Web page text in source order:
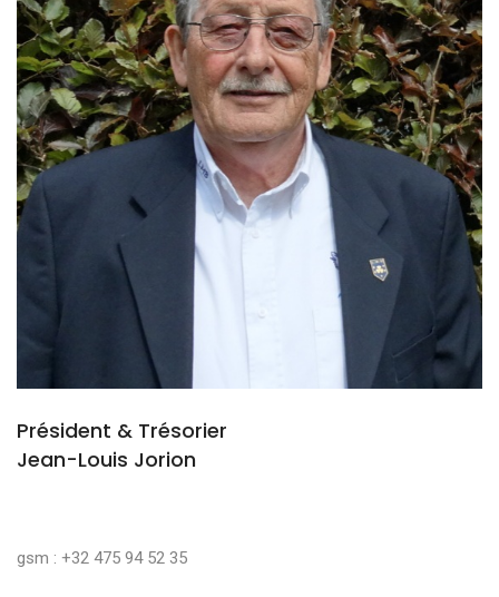
Président & Trésorier
Jean-Louis Jorion
gsm : +32 475 94 52 35